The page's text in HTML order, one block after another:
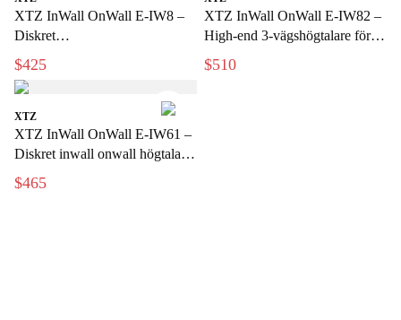
XTZ InWall OnWall E-IW8 –
Diskret
vägg-/inbyggnadshögtalare med
stort ljud
$425
XTZ InWall OnWall E-IW82 –
High-end 3-vägshögtalare för
exklusiv hemmabio
$510
XTZ
XTZ InWall OnWall E-IW61 –
Diskret inwall onwall högtalare
för hemmabio och musik
$465